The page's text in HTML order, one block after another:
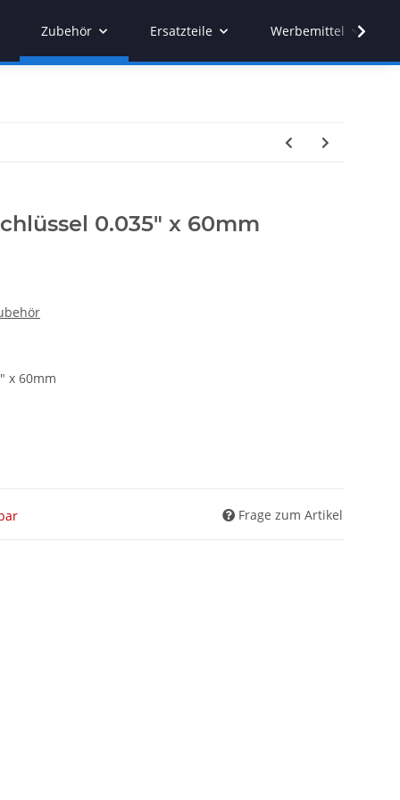
Zubehör Ersatzteile Werbemittel
0.035" x 60mm
x 60mm
Frage zum Artikel